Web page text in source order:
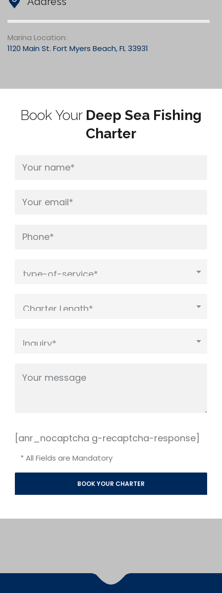
Marina Location:
1120 Main St. Fort Myers Beach, FL 33931
Book Your Deep Sea Fishing
Charter
[anr_nocaptcha g-recaptcha-response]
* All Fields are Mandatory